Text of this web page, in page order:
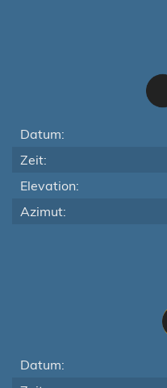
Datum:
Zeit:
Elevation:
Azimut:
Datum: